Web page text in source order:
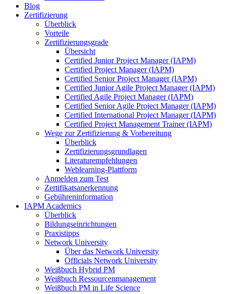
Blog
Zertifizierung
Überblick
Vorteile
Zertifizierungsgrade
Übersicht
Certified Junior Project Manager (IAPM)
Certified Project Manager (IAPM)
Certified Senior Project Manager (IAPM)
Certified Junior Agile Project Manager (IAPM)
Certified Agile Project Manager (IAPM)
Certified Senior Agile Project Manager (IAPM)
Certified International Project Manager (IAPM)
Certified Project Management Trainer (IAPM)
Wege zur Zertifizierung & Vorbereitung
Überblick
Zertifizierungsgrundlagen
Literaturempfehlungen
Weblearning-Plattform
Anmelden zum Test
Zertifikatsanerkennung
Gebühreninformation
IAPM Academics
Überblick
Bildungseinrichtungen
Praxistipps
Network University
Über das Network University
Officials Network University
Weißbuch Hybrid PM
Weißbuch Ressourcenmanagement
Weißbuch PM in Life Science